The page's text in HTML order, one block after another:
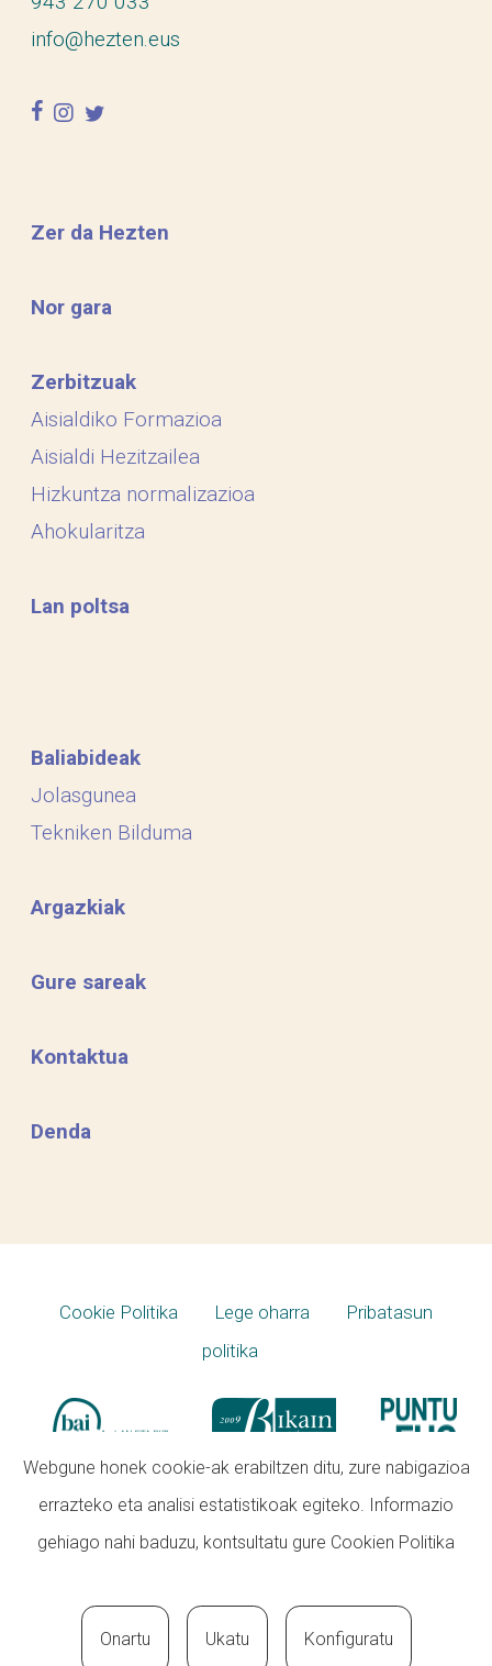
info@hezten.eus
facebook
instagram
twitter
Zer da Hezten
Nor gara
Zerbitzuak
Aisialdiko Formazioa
Aisialdi Hezitzailea
Hizkuntza normalizazioa
Ahokularitza
Lan poltsa
Baliabideak
Jolasgunea
Tekniken Bilduma
Argazkiak
Gure sareak
Kontaktua
Denda
Cookie Politika Lege oharra
Pribatasun
politika
Webgune honek cookie-ak erabiltzen ditu, zure nabigazioa
errazteko eta analisi estatistikoak egiteko. Informazio
gehiago nahi baduzu, kontsultatu gure Cookien Politika
Onartu Ukatu Konfiguratu